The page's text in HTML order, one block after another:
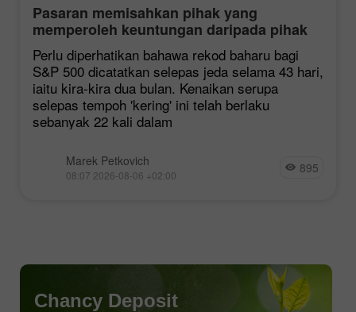
Pasaran memisahkan pihak yang
memperoleh keuntungan daripada pihak
yang mengalami kerugian
Perlu diperhatikan bahawa rekod baharu bagi
S&P 500 dicatatkan selepas jeda selama 43 hari,
iaitu kira-kira dua bulan. Kenaikan serupa
selepas tempoh 'kering' ini telah berlaku
sebanyak 22 kali dalam
Marek Petkovich
08:07 2026-08-06 +02:00 895
Chancy Deposit